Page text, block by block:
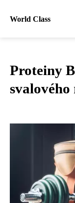
World Class
Proteiny
svalového